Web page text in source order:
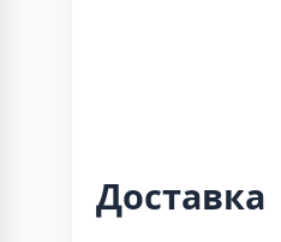
Доставка